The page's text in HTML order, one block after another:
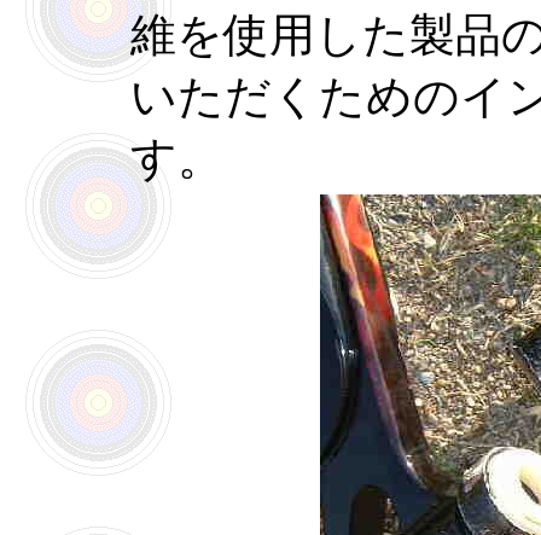
維を使用した製品
いただくためのイ
す。